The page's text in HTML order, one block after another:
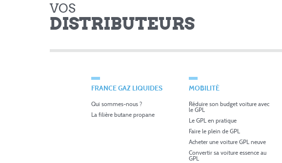
VOS
DISTRIBUTEURS
FRANCE GAZ LIQUIDES
Qui sommes-nous ?
La filière butane propane
MOBILITÉ
Réduire son budget voiture avec
le GPL
Le GPL en pratique
Faire le plein de GPL
Acheter une voiture GPL neuve
Convertir sa voiture essence au
GPL